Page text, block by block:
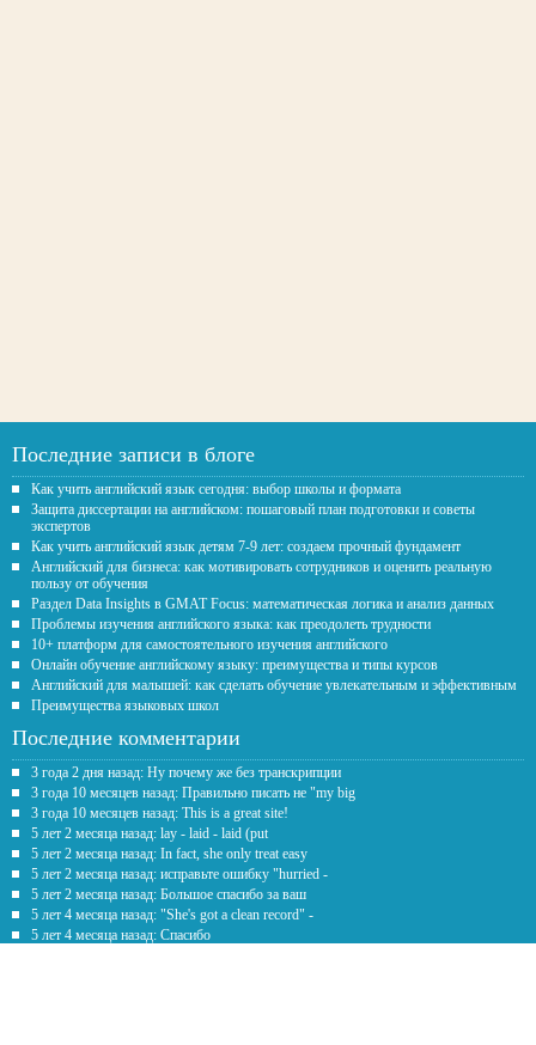
Последние записи в блоге
Как учить английский язык сегодня: выбор школы и формата
Защита диссертации на английском: пошаговый план подготовки и советы
экспертов
Как учить английский язык детям 7-9 лет: создаем прочный фундамент
Английский для бизнеса: как мотивировать сотрудников и оценить реальную
пользу от обучения
Раздел Data Insights в GMAT Focus: математическая логика и анализ данных
Проблемы изучения английского языка: как преодолеть трудности
10+ платформ для самостоятельного изучения английского
Онлайн обучение английскому языку: преимущества и типы курсов
Английский для малышей: как сделать обучение увлекательным и эффективным
Преимущества языковых школ
Последние комментарии
3 года 2 дня назад: Ну почему же без транскрипции
3 года 10 месяцев назад: Правильно писать не "my big
3 года 10 месяцев назад: This is a great site!
5 лет 2 месяца назад: lay - laid - laid (put
5 лет 2 месяца назад: In fact, she only treat easy
5 лет 2 месяца назад: исправьте ошибку "hurried -
5 лет 2 месяца назад: Большое спасибо за ваш
5 лет 4 месяца назад: "She's got a clean record" -
5 лет 4 месяца назад: Спасибо